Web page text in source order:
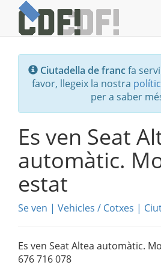
Ciutadella de francfa
favor, llegeix la nostra
per a saber
Es ven Seat
automàtic.
estat
Se ven | Vehicles / Cotxes |
Es ven Seat Altea automàtic.
676 716 078